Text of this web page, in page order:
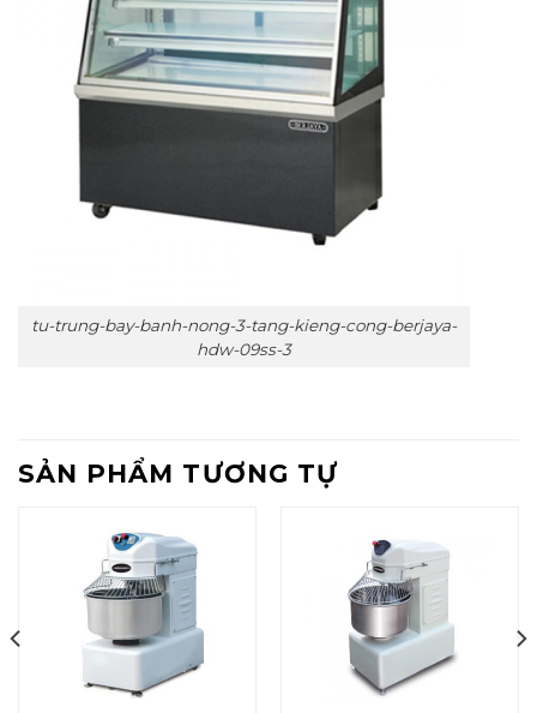
tu-trung-bay-banh-nong-3-tang-kieng-cong-berjaya-
hdw-09ss-3
SẢN PHẨM TƯƠNG TỰ